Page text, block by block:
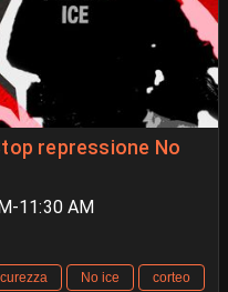
repressione No
11:30 AM
No ice corteo